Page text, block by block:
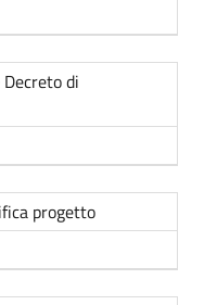
di
progetto